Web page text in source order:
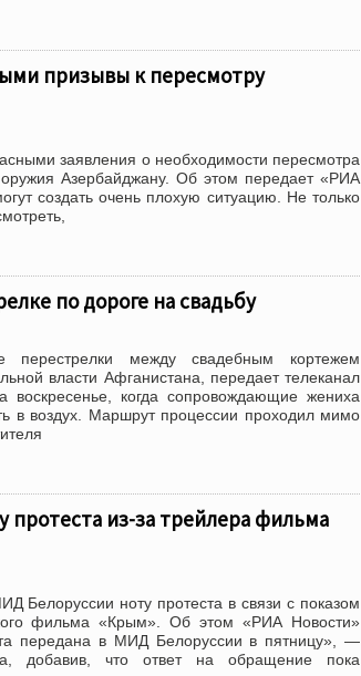
призывы к пересмотру
заявления о необходимости пересмотра
Азербайджану. Об этом передает «РИА
создать очень плохую ситуацию. Не только
по дороге на свадьбу
перестрелки между свадебным кортежем
власти Афганистана, передает телеканал
когда сопровождающие жениха
в воздух. Маршрут процессии проходил мимо
протеста из-за трейлера фильма
Белоруссии ноту протеста в связи с показом
фильма «Крым». Об этом «РИА Новости»
передана в МИД Белоруссии в пятницу», —
добавив, что ответ на обращение пока